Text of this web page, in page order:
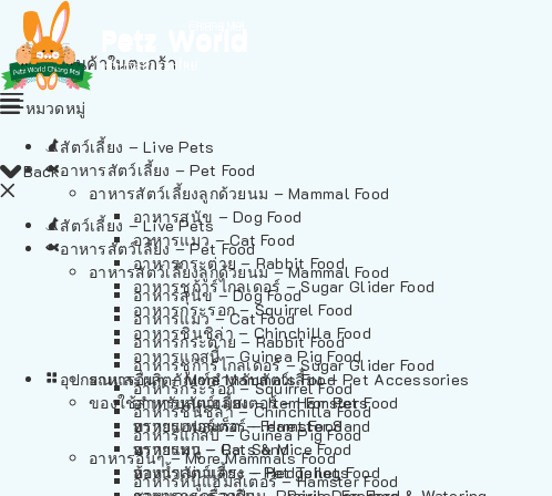
ไม่มีสินค้าในตะกร้า
Back
สัตว์เลี้ยง – Live Pets
อาหารสัตว์เลี้ยง – Pet Food
อาหารสัตว์เลี้ยงลูกด้วยนม – Mammal Food
อาหารสุนัข – Dog Food
อาหารแมว – Cat Food
อาหารกระต่าย – Rabbit Food
อาหารชูก้าร์ไกลเดอร์ – Sugar Glider Food
อาหารกระรอก – Squirrel Food
อาหารชินชิล่า – Chinchilla Food
อาหารแกสบี้ – Guinea Pig Food
อาหารอื่นๆ – More Mammals Food
อาหารหนูแฮมสเตอร์ – Hamster Food
หมวดหมู่
สัตว์เลี้ยง – Live Pets
อาหารสัตว์เลี้ยง – Pet Food
อาหารสัตว์เลี้ยงลูกด้วยนม – Mammal Food
อาหารสุนัข – Dog Food
อาหารแมว – Cat Food
อาหารกระต่าย – Rabbit Food
อาหารชูก้าร์ไกลเดอร์ – Sugar Glider Food
อาหารกระรอก – Squirrel Food
อาหารชินชิล่า – Chinchilla Food
อาหารแกสบี้ – Guinea Pig Food
อาหารอื่นๆ – More Mammals Food
อาหารหนูแฮมสเตอร์ – Hamster Food
อาหารเฟอร์เร็ต – Ferret Food
อาหารหนู – Rats & Mice Food
อาหารเม่นแคระ – Hedgehog Food
อุปกรณและผลิตภัณฑ์สำหรับสัตว์เลี้ยง – Pet Accessories
ของใช้สำหรับสัตว์เลี้ยง – Item For Pets
ทรายแฮมสเตอร์ – Hamster Sand
ทรายแมว – Cat Sand
ห้องน้ำสัตว์เลี้ยง – Pet Toilets